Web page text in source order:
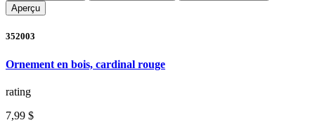
Aperçu
352003
Ornement en bois, cardinal rouge
rating
7,99 $